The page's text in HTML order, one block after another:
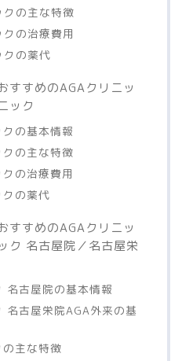
の主な特徴
の治療費用
クの薬代
すすめのAGAクリニッ
ック
の基本情報
の主な特徴
の治療費用
の薬代
すすめのAGAクリニッ
ク 名古屋院／名古屋栄
名古屋院の基本情報
名古屋栄院AGA外来の基
主な特徴